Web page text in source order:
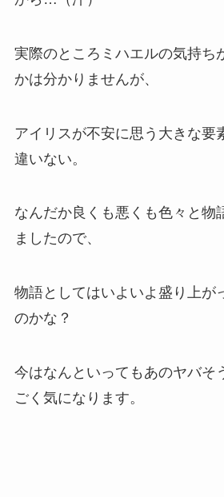
実際のところミハエルの気持ち
かは分かりませんが、
アイリスが不安に思う大きな要
違いない。
なんだか良くも悪くも色々と物
ましたので、
物語としてはいよいよ盛り上が
のかな？
今はなんといってもあのヤバそ
ごく気になります。